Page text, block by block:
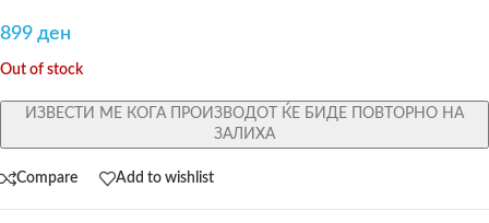
899 ден
Out of stock
ИЗВЕСТИ МЕ КОГА ПРОИЗВОДОТ ЌЕ БИДЕ ПОВТОРНО НА
ЗАЛИХА
Compare Add to wishlist